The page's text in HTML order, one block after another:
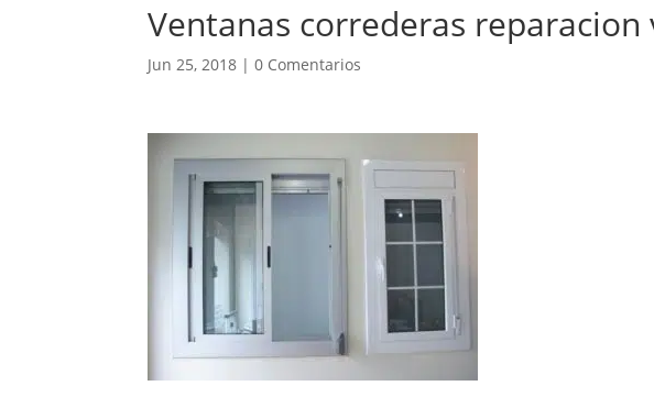
Ventanas correderas
Jun 25, 2018 |0 Comentarios